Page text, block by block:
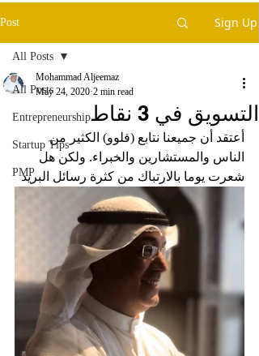
Post Sign Up
All Posts
Entrepreneurship
Startup Tips
PMP
All Posts
التسويق في 3 نقاط
Mohammad Aljeemaz
May 24, 2020 2 min read
أعتقد أن جميعنا نتابع (فلوو) الكثير من
الناس والمستشارين والخبراء. ولكن هل
شعرت يوما بالارتباك من كثرة رسائل البريد